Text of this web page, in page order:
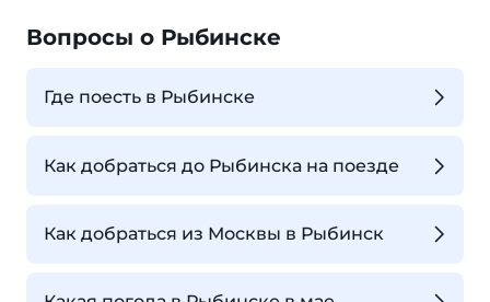
Вопросы о Рыбинске
Где поесть в Рыбинске
Как добраться до Рыбинска на поезде
Как добраться из Москвы в Рыбинск